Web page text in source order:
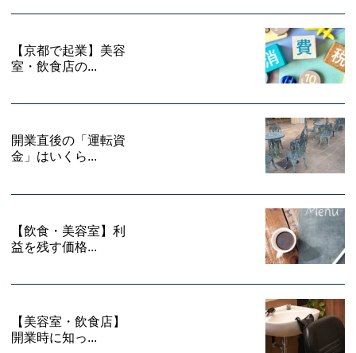
【京都で起業】美容
室・飲食店の...
開業直後の「運転資
金」はいくら...
【飲食・美容室】利
益を残す価格...
【美容室・飲食店】
開業時に知っ...